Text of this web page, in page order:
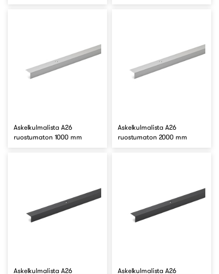
Askelkulmalista A26
ruostumaton 1000 mm
Askelkulmalista A26
ruostumaton 2000 mm
Askelkulmalista A26 Askelkulmalista A26